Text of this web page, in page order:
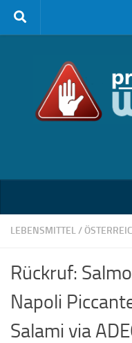
Zum Inhalt springen
LEBENSMITTEL/
Rückruf:
Napoli
Salami via